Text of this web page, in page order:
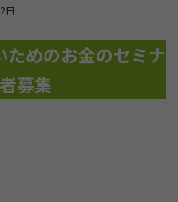
日
めのお金のセミナ
募集